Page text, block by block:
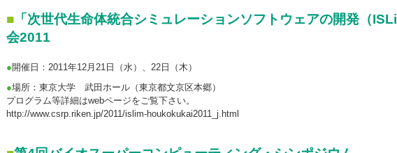
■ 「次世代生命体統合シミュレーションソフトウェアの開発（
会2011
●開催日：2011年12月21日（水）、22日（木）
●場所：東京大学 武田ホール（東京都文京区本郷）
プログラム等詳細はwebページをご覧下さい。
http://www.csrp.riken.jp/2011/islim-houkokukai2011_j.html